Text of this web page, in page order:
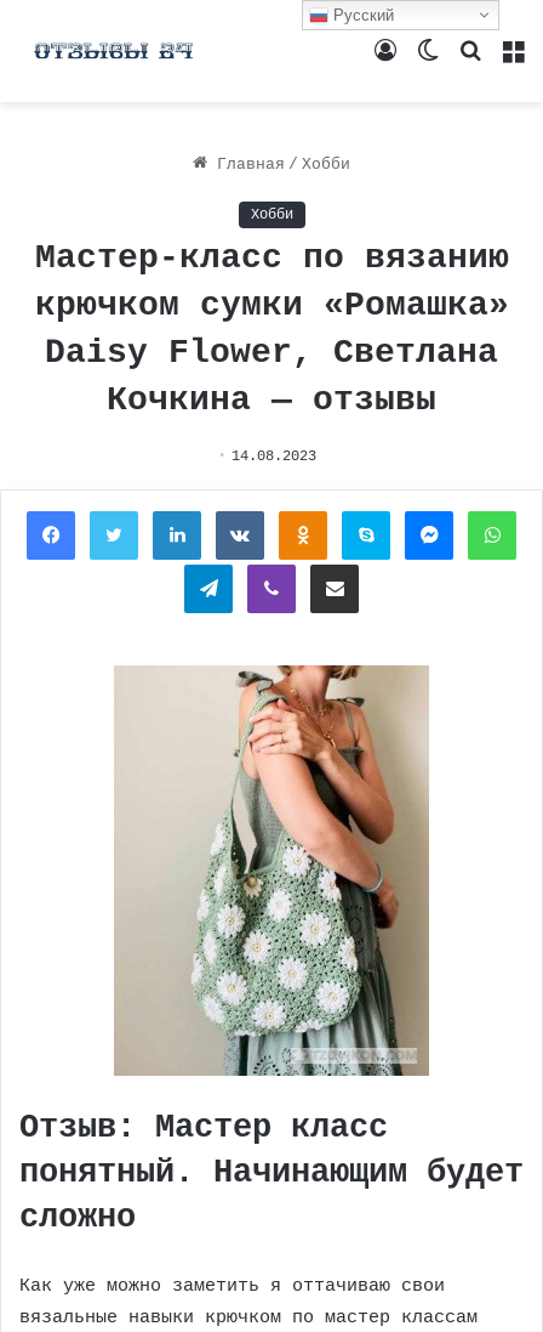
Поиск
Switch
Войти
Главная / Хобби
Хобби
Мастер-класс по вязанию
крючком сумки «Ромашка»
Daisy Flower, Светлана
Кочкина — отзывы
14.08.2023
FacebookTwitterLinkedInВконтактеОдноклассники
Skype Messenger
TelegramViber Поделиться через электронную почту
Отзыв: Мастер класс
понятный. Начинающим будет
сложно
Как уже можно заметить я оттачиваю свои
вязальные навыки крючком по мастер классам
Русский